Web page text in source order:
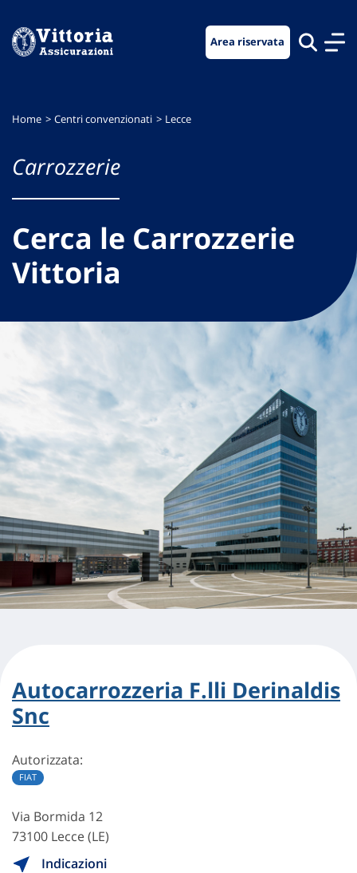
menu
contenuto
footer
Area riservata
Home Centri convenzionati Lecce
Carrozzerie
Cerca le Carrozzerie
Vittoria
Autocarrozzeria F.lli Derinaldis
Snc
Autorizzata:
FIAT
Via Bormida 12
73100 Lecce (LE)
Indicazioni